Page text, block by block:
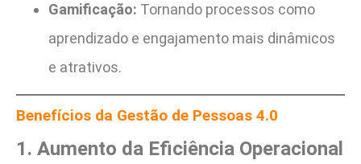
Gamificação: Tornando processos como
aprendizado e engajamento mais dinâmicos
e atrativos.
Benefícios da Gestão de Pessoas 4.0
1. Aumento da Eficiência Operacional